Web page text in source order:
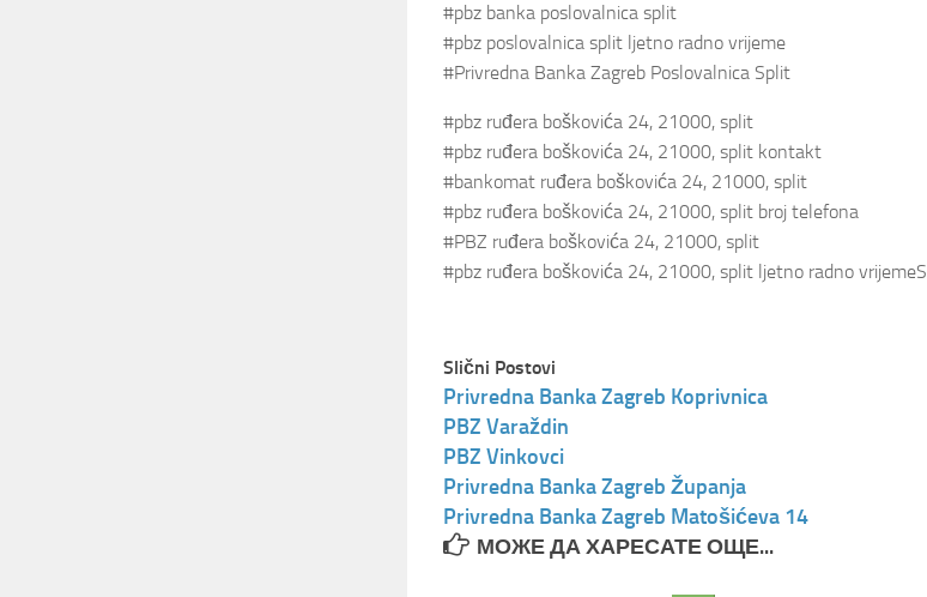
#pbz banka poslovalnica split
#pbz poslovalnica split ljetno radno vrijeme
#Privredna Banka Zagreb Poslovalnica Split
#pbz ruđera boškovića 24, 21000, split
#pbz ruđera boškovića 24, 21000, split kontakt
#bankomat ruđera boškovića 24, 21000, split
#pbz ruđera boškovića 24, 21000, split broj telefona
#PBZ ruđera boškovića 24, 21000, split
#pbz ruđera boškovića 24, 21000, split ljetno radno vrijemeS
Slični Postovi
Privredna Banka Zagreb Koprivnica
PBZ Varaždin
PBZ Vinkovci
Privredna Banka Zagreb Županja
Privredna Banka Zagreb Matošićeva 14
МОЖЕ ДА ХАРЕСАТЕ ОЩЕ...